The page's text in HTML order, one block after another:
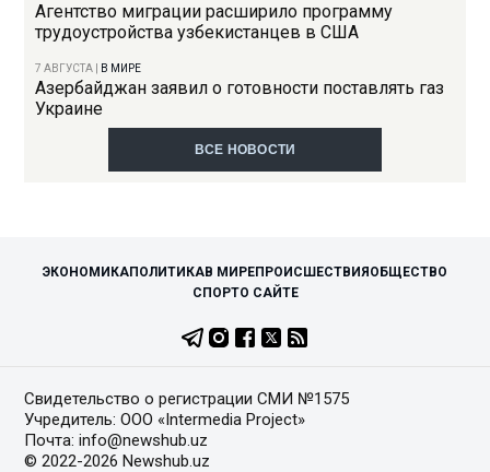
Агентство миграции расширило программу
трудоустройства узбекистанцев в США
7 АВГУСТА В МИРЕ
Азербайджан заявил о готовности поставлять газ
Украине
ВСЕ НОВОСТИ
ЭКОНОМИКАПОЛИТИКАВ МИРЕПРОИСШЕСТВИЯ ОБЩЕСТВО
СПОРТО САЙТЕ
Свидетельство о регистрации СМИ №1575
Учредитель: ООО «Intermedia Project»
Почта: info@newshub.uz
© 2022-2026 Newshub.uz